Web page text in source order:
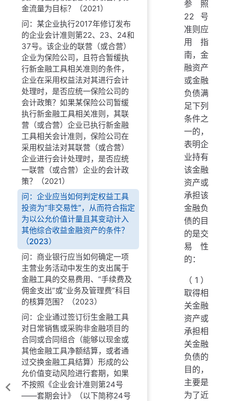
金流量为目标？（2021）
问：某企业执行2017年修订发布
的企业会计准则第22、23、24和
37号。该企业的联营（或合营）
企业为保险公司，且符合暂缓执
行新金融工具相关准则的条件，
企业在采用权益法对其进行会计
处理时，是否应统一保险公司的
会计政策？如果某保险公司暂缓
执行新金融工具相关准则，其联
营（或合营）企业已执行新金融
工具相关会计准则，保险公司在
采用权益法对其联营（或合营）
企业进行会计处理时，是否应统
一联营（或合营）企业的会计政
策？（2021）
问：企业应当如何判定权益工具
投资为“非交易性”，从而符合指定
为以公允价值计量且其变动计入
其他综合收益金融资产的条件？
（2023）
问：商业银行应当如何确定一项
主营业务活动中发生的支出属于
金融工具的交易费用、“手续费及
佣金支出”或“业务及管理费”科目
的核算范围？（2023）
问：企业通过签订衍生金融工具
对日常销售或采购非金融项目的
合同或合同组合（能够以现金或
其他金融工具净额结算，或者通
过交换金融工具结算）形成的公
允价值变动风险进行套期，如果
不按照《企业会计准则第24号
——套期会计》（以下简称24号
参照
22号
准则应
用指
南，金
融资产
或金融
负债满
足下列
条件之
一的，
表明企
业持有
该金融
资产或
承担该
金融负
债的目
的是交
易性
的：
（1）
取得相
关金融
资产或
承担相
关金融
负债的
目的，
主要是
为了近